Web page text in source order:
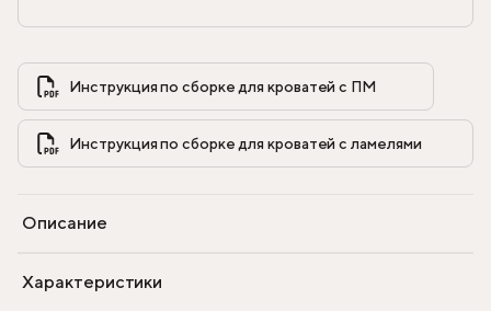
Инструкция по сборке для кроватей с ПМ
Описание
Характеристики